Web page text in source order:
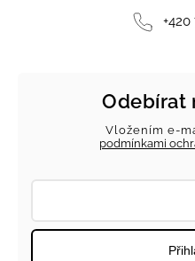
+420
Odebírat
Vložením e-
podmínkami